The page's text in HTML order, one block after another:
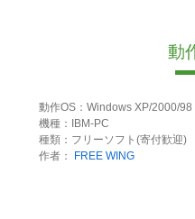
動
動作OS：Windows XP/2000/98
機種：IBM-PC
種類：フリーソフト(寄付歓迎)
作者：
FREE WING